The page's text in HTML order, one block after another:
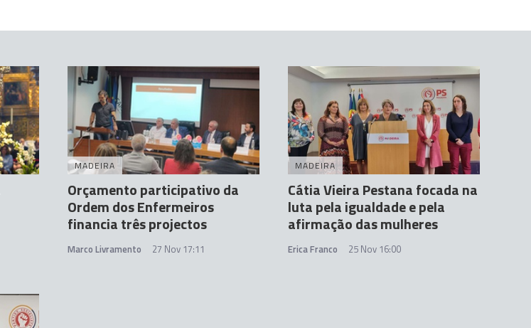
MADEIRA
Orçamento participativo da
Ordem dos Enfermeiros
financia três projectos
Marco Livramento 27 Nov 17:11
MADEIRA
Cátia Vieira Pestana focada na
luta pela igualdade e pela
afirmação das mulheres
Erica Franco 25 Nov 16:00